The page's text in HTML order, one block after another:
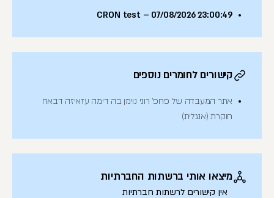
CRON test – 07/08/2026 23:00:49
קישורים לחומרים נוספים
אתר המעבדה של פרופ' רוני נוימן בה דימה עזאיזה דבאח
חוקרת (אנגלית)
מיצאו אותי ברשתות החברתיות
אין קישורים לרשתות חברתיות